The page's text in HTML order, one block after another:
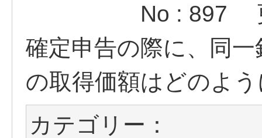
No : 897
確定申告の際に、同
の取得価額はどのよ
カテゴリー：